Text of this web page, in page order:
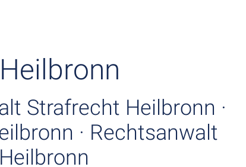
Strafrecht Heilbronn ·
· Rechtsanwalt